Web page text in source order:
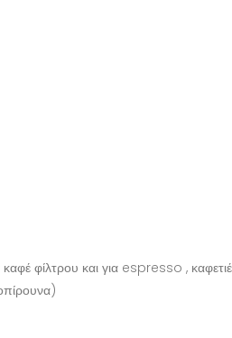
καφέ φίλτρου και για espresso ,